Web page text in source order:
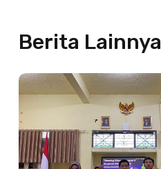
Berita Lainnya